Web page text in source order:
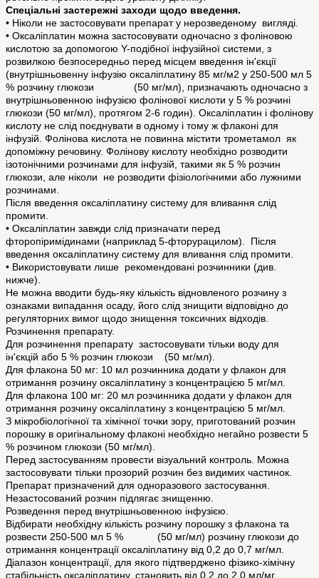
Спеціальні застережні заходи щодо введення.
• Ніколи не застосовувати препарат у нерозведеному вигляді.
• Оксаліплатин можна застосовувати одночасно з фоліновою
кислотою за допомогою Y-подібної інфузійної системи, з
розвилкою безпосередньо перед місцем введення ін'єкції
(внутрішньовенну інфузію оксаліплатину 85 мг/м2 у 250-500 мл 5
% розчину глюкози (50 мг/мл), призначають одночасно з
внутрішньовенною інфузією фолінової кислоти у 5 % розчині
глюкози (50 мг/мл), протягом 2-6 годин). Оксаліплатин і фолінову
кислоту не слід поєднувати в одному і тому ж флаконі для
інфузій. Фолінова кислота не повинна містити трометамол як
допоміжну речовину. Фолінову кислоту необхідно розводити
ізотонічними розчинами для інфузій, такими як 5 % розчин
глюкози, але ніколи не розводити фізіологічними або лужними
розчинами.
Після введення оксаліплатину систему для вливання слід
промити.
• Оксаліплатин завжди слід призначати перед
фторопіримідинами (наприклад 5-фторурацилом). Після
введення оксаліплатину систему для вливання слід промити.
• Використовувати лише рекомендовані розчинники (див.
нижче).
Не можна вводити будь-яку кількість відновленого розчину з
ознаками випадання осаду, його слід знищити відповідно до
регуляторних вимог щодо знищення токсичних відходів.
Розчинення препарату.
Для розчинення препарату застосовувати тільки воду для
ін'єкцій або 5 % розчин глюкози (50 мг/мл).
Для флакона 50 мг: 10 мл розчинника додати у флакон для
отримання розчину оксаліплатину з концентрацією 5 мг/мл.
Для флакона 100 мг: 20 мл розчинника додати у флакон для
отримання розчину оксаліплатину з концентрацією 5 мг/мл.
З мікробіологічної та хімічної точки зору, приготований розчин
порошку в оригінальному флаконі необхідно негайно розвести 5
% розчином глюкози (50 мг/мл).
Перед застосуванням провести візуальний контроль. Можна
застосовувати тільки прозорий розчин без видимих частинок.
Препарат призначений для одноразового застосування.
Незастосований розчин підлягає знищенню.
Розведення перед внутрішньовенною інфузією.
Відбирати необхідну кількість розчину порошку з флакона та
розвести 250-500 мл 5 % (50 мг/мл) розчину глюкози до
отримання концентрації оксаліплатину від 0,2 до 0,7 мг/мл.
Діапазон концентрації, для якого підтверджено фізико-хімічну
стабільність оксаліплатину, становить від 0,2 до 2,0 мл/мг.